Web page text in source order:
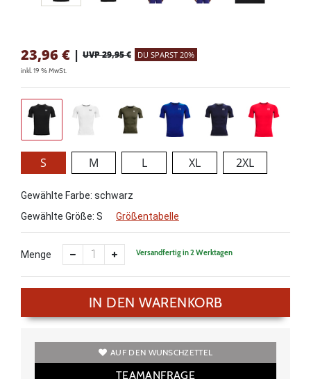
23,96 € | UVP 29,95 € DU SPARST 20%
inkl. 19 % MwSt.
S M L XL 2XL
Gewählte Farbe: schwarz
Gewählte Größe: S Größentabelle
Menge Versandfertig in 2 Werktagen
IN DEN WARENKORB
AUF DEN WUNSCHZETTEL
TEAMANFRAGE